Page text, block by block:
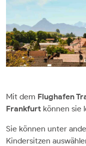
Mit dem Flughafen
Frankfurt können sie
Sie können unter
Kindersitzen